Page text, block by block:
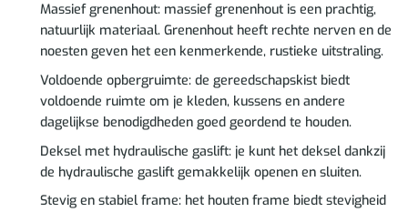
Massief grenenhout: massief grenenhout is een prachtig,
natuurlijk materiaal. Grenenhout heeft rechte nerven en de
noesten geven het een kenmerkende, rustieke uitstraling.
Voldoende opbergruimte: de gereedschapskist biedt
voldoende ruimte om je kleden, kussens en andere
dagelijkse benodigdheden goed geordend te houden.
Deksel met hydraulische gaslift: je kunt het deksel dankzij
de hydraulische gaslift gemakkelijk openen en sluiten.
Stevig en stabiel frame: het houten frame biedt stevigheid